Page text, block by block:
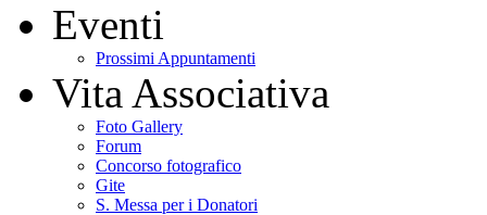
Eventi
Prossimi Appuntamenti
Vita Associativa
Foto Gallery
Forum
Concorso fotografico
Gite
S. Messa per i Donatori